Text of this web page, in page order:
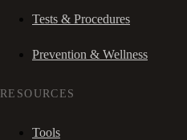
Tests & Procedures
Prevention & Wellness
RESOURCES
Tools